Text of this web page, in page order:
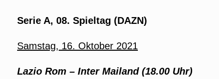
Serie A, 08. Spieltag (DAZN)
Samstag, 16. Oktober 2021
Lazio Rom – Inter Mailand (18.00 Uhr)